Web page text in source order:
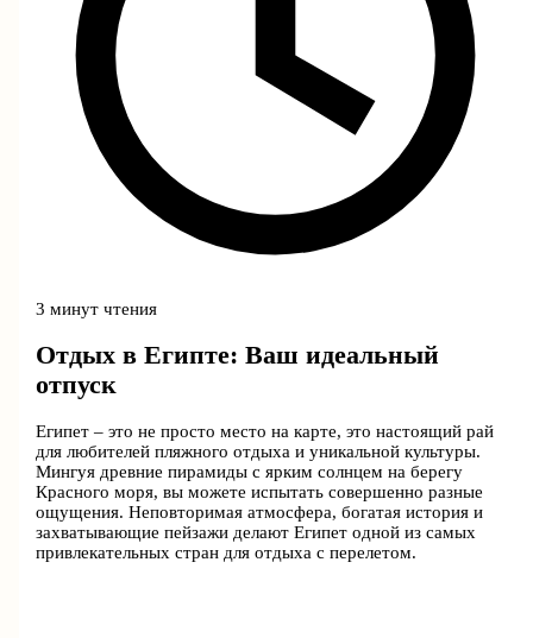
3 минут чтения
Отдых в Египте: Ваш идеальный
отпуск
Египет – это не просто место на карте, это настоящий рай
для любителей пляжного отдыха и уникальной культуры.
Мингуя древние пирамиды с ярким солнцем на берегу
Красного моря, вы можете испытать совершенно разные
ощущения. Неповторимая атмосфера, богатая история и
захватывающие пейзажи делают Египет одной из самых
привлекательных стран для отдыха с перелетом.